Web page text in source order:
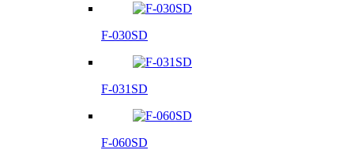
F-030SD
F-031SD
F-060SD